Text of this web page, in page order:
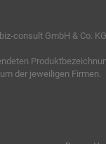
consult GmbH & Co. KG
der jeweiligen Firmen.